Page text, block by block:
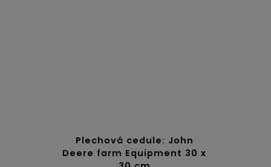
Plechová cedule: John
Deere farm Equipment 30 x